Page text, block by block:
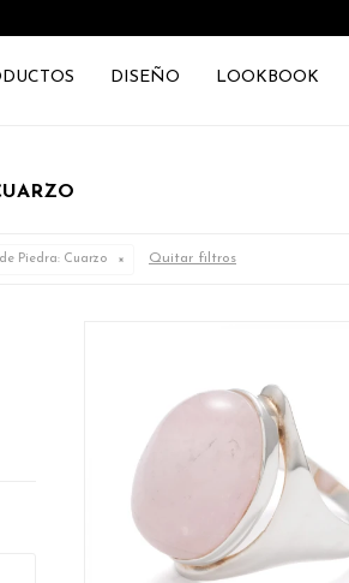
DISEÑO LOOKBOOK
de Piedra: Cuarzo Quitar filtros